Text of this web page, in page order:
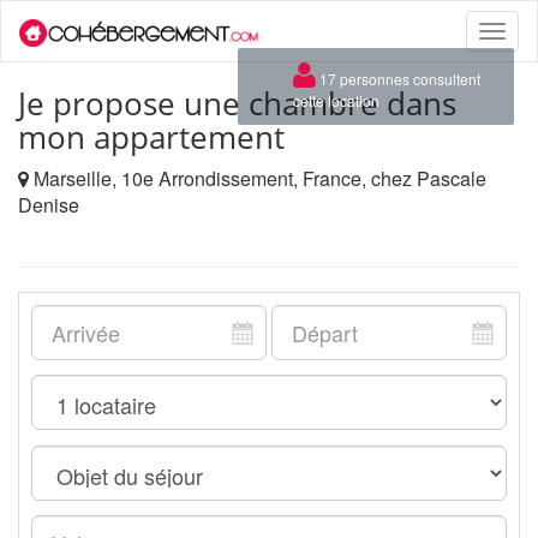
Toggle
Je propose une chambre dans
mon appartement
Marseille, 10e Arrondissement, France, chez Pascale
Denise
×
17 personnes consultent
cette location